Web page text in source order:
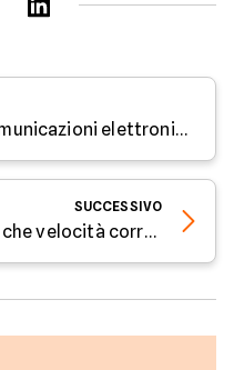
Nuovo Codice delle comunicazioni elettroniche: parola all'esperto di Facile.it
SUCCESSIVO
Fibra, così sai in anticipo a che velocità correrà